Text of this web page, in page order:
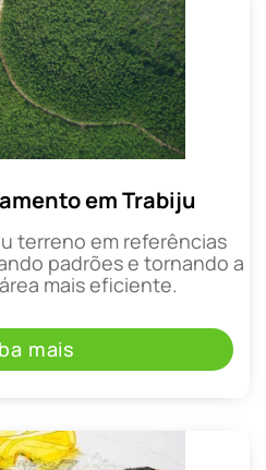
em Trabiju
terreno em referências
padrões e tornando a
mais eficiente.
mais